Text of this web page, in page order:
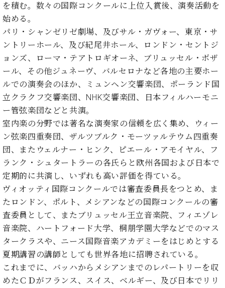
ブ
ロ
グ
ク
セ
ス
お
問
い
合
わ
せ
ー
テ
ィ
ト
カ
ス
タ
マ
ー
を積む。数々の国際コンクールに上位入賞後、演奏活動を
始める。
パリ・シャンゼリゼ劇場、及びサル・ガヴォー、東京・サ
ントリーホール、及び紀尾井ホール、ロンドン・セントジ
ョンズ、ローマ・テアトロギオーネ、ブリュッセル・ボザ
ール、その他ジュネーヴ、バルセロナなど各地の主要ホー
ルでの演奏会のほか、ミュンヘン交響楽団、ポーランド国
立クラクフ交響楽団、NHK交響楽団、日本フィルハーモニ
ー管弦楽団などと共演。
室内楽の分野では著名な演奏家の信頼を広く集め、ウィー
ン弦楽四重奏団、ザルツブルク・モーツァルテウム四重奏
団、またウェルナー・ヒンク、ピエール・アモイヤル、フ
ランク・シュタートラーの各氏らと欧州各国および日本で
定期的に共演し、いずれも高い評価を得ている。
ヴィオッティ国際コンクールでは審査委員長をつとめ、ま
たロンドン、ポルト、メシアンなどの国際コンクールの審
査委員として、またブリュッセル王立音楽院、フィエゾレ
音楽院、ハートフォード大学、桐朋学園大学などでのマス
タークラスや、ニース国際音楽アカデミーをはじめとする
夏期講習の講師としても世界各地に招聘されている。
これまでに、バッハからメシアンまでのレパートリーを収
めたＣＤがフランス、スイス、ベルギー、及び日本でリリ